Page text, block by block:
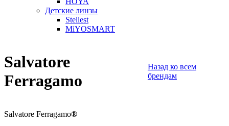
Детские линзы
Stellest
MiYOSMART
Salvatore
Ferragamo
Назад ко всем
брендам
Salvatore Ferragamo®